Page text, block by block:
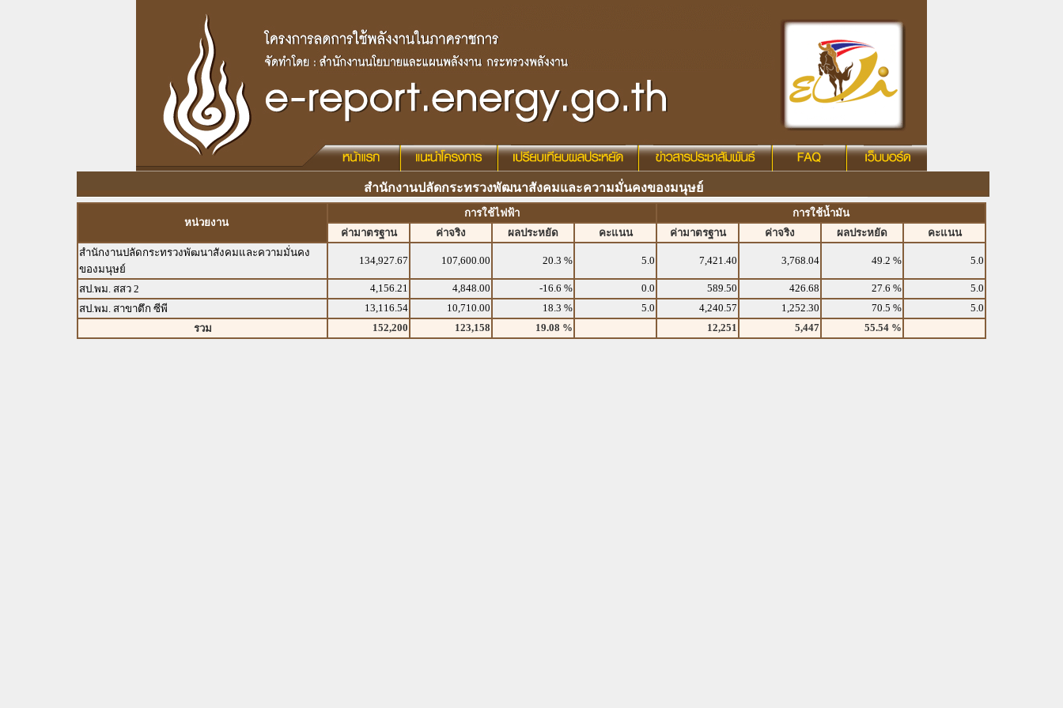
สำนักงานปลัดกระทรวงพัฒนาสังคมและความมั่นคงของมนุษย์
หน่วยงาน
การใช้ไฟฟ้า
การใช้น้ำมัน
ค่ามาตรฐาน
ค่าจริง ผลประหยัด คะแนน ค่ามาตรฐาน ค่าจริง ผลประหยัด
คะแนน
สำนักงานปลัดกระทรวงพัฒนาสังคมและความมั่นคง
ของมนุษย์
134,927.67 107,600.00 20.3 % 5.0 7,421.40 3,768.04 49.2 % 5.0
สป.พม. สสว 2 4,156.21 4,848.00 -16.6 % 0.0 589.50 426.68 27.6 %
5.0
สป.พม. สาขาตึก ซีพี
13,116.54 10,710.00 18.3 % 5.0 4,240.57 1,252.30 70.5 %
5.0
รวม
152,200 123,158 19.08 % 12,251 5,447 55.54 %